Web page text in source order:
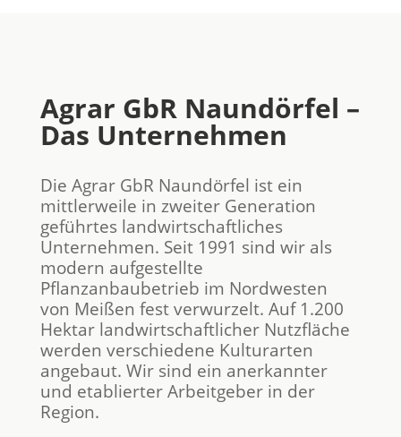
Agrar GbR Naundörfel –
Das Unternehmen
Die Agrar GbR Naundörfel ist ein
mittlerweile in zweiter Generation
geführtes landwirtschaftliches
Unternehmen. Seit 1991 sind wir als
modern aufgestellte
Pflanzanbaubetrieb im Nordwesten
von Meißen fest verwurzelt. Auf 1.200
Hektar landwirtschaftlicher Nutzfläche
werden verschiedene Kulturarten
angebaut. Wir sind ein anerkannter
und etablierter Arbeitgeber in der
Region.